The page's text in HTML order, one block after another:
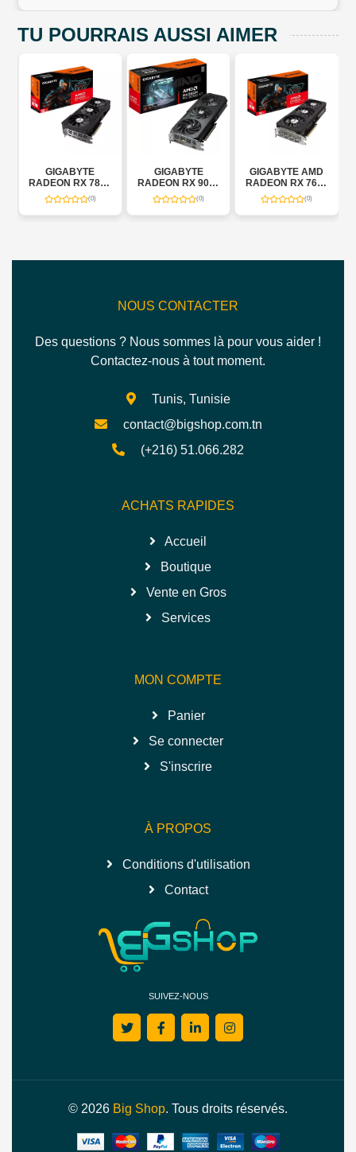
TU POURRAIS AUSSI AIMER
GIGABYTE
RADEON RX 7800
XT GAMING OC
16G
(0)
GIGABYTE
RADEON RX 9060
XT GAMING OC
16G
(0)
GIGABYTE AMD
RADEON RX 7600
XT GAMING OC
16G
(0)
NOUS CONTACTER
Des questions ? Nous sommes là pour vous aider !
Contactez-nous à tout moment.
Tunis, Tunisie
contact@bigshop.com.tn
(+216) 51.066.282
ACHATS RAPIDES
Accueil
Boutique
Vente en Gros
Services
MON COMPTE
Panier
Se connecter
S'inscrire
À PROPOS
Conditions d'utilisation
Contact
SUIVEZ-NOUS
© 2026 Big Shop. Tous droits réservés.